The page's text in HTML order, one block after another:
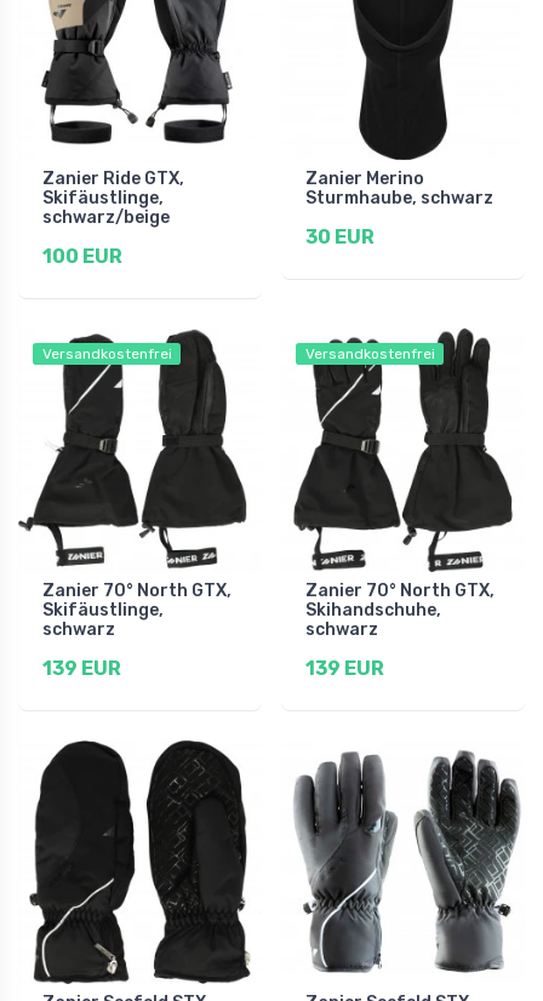
Zanier Ride GTX,
Skifäustlinge,
schwarz/beige
100 EUR
Zanier Merino
Sturmhaube, schwarz
30 EUR
Versandkostenfrei
Zanier 70° North GTX,
Skifäustlinge,
schwarz
139 EUR
Versandkostenfrei
Zanier 70° North GTX,
Skihandschuhe,
schwarz
139 EUR